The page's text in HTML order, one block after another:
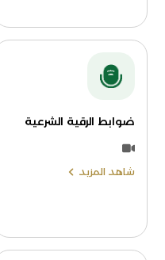
ضوابط الرقية الشرعية
شاهد المزيد